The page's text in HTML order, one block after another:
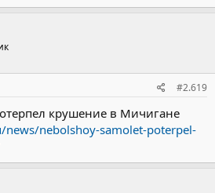
#2.619
крушение в Мичигане
nebolshoy-samolet-poterpel-